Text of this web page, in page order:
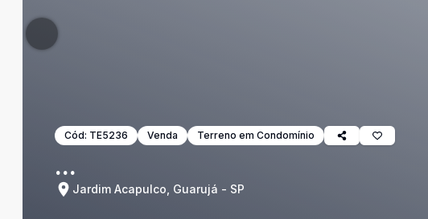
Cód: TE5236 Venda Terreno em Condomínio
...
Jardim Acapulco, Guarujá - SP